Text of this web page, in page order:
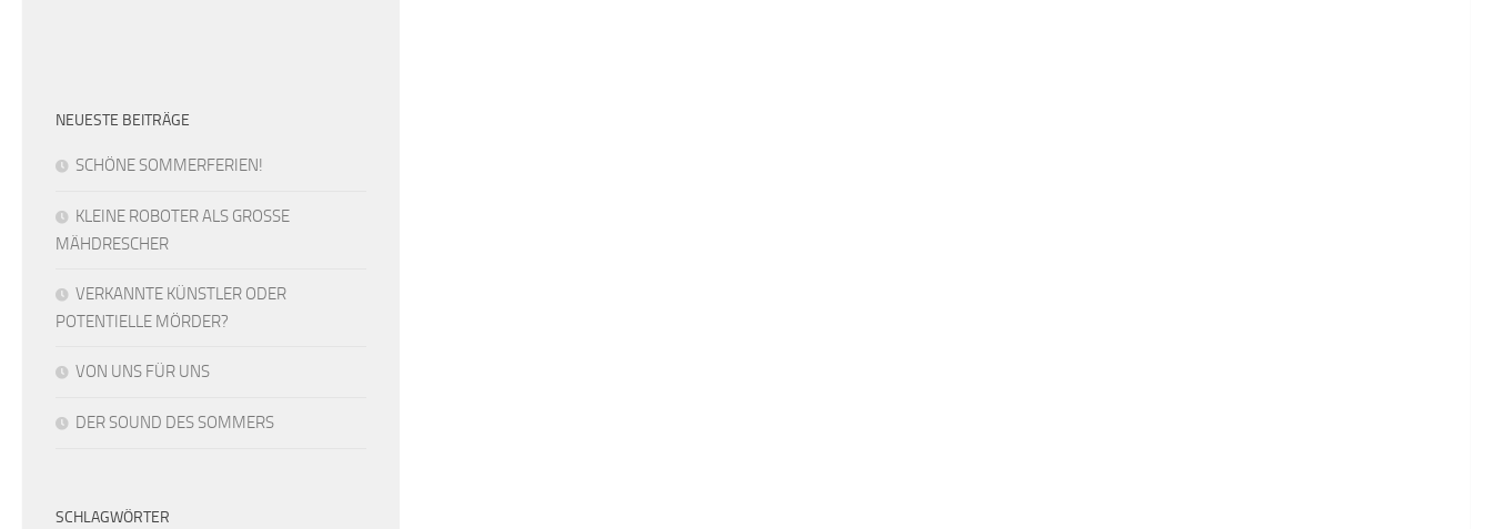
NEUESTE BEITRÄGE
SCHÖNE SOMMERFERIEN!
KLEINE ROBOTER ALS GROSSE
MÄHDRESCHER
VERKANNTE KÜNSTLER ODER
POTENTIELLE MÖRDER?
VON UNS FÜR UNS
DER SOUND DES SOMMERS
SCHLAGWÖRTER